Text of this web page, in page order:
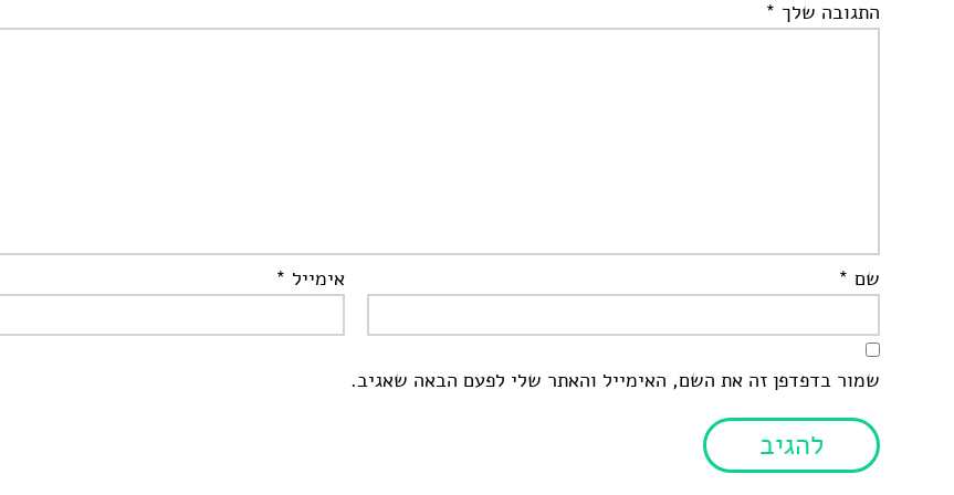
התגובה שלך *
שם * אימייל *
שמור בדפדפן זה את השם, האימייל והאתר שלי לפעם הבאה שאגיב.